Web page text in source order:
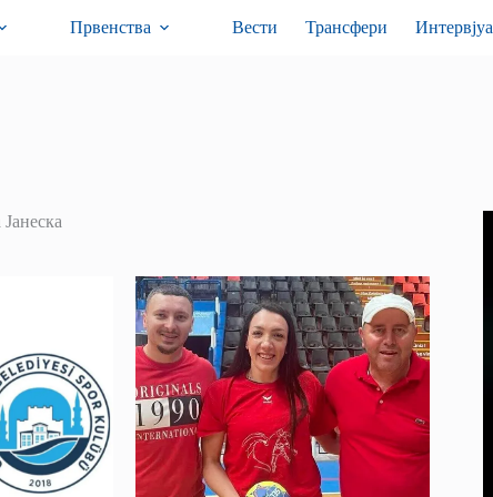
Првенства Вести Трансфери Интервјуа